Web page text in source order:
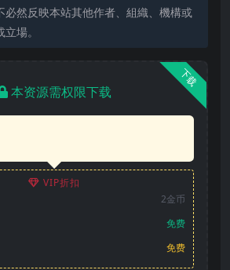
必然反映本站其他作者、組織、機構或
場。
下载
本资源需权限下载
VIP折扣
2金币
免费
免费